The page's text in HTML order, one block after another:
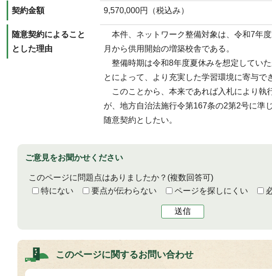
契約金額 9,570,000円（税込み）
随意契約によること
とした理由
本件、ネットワーク整備対象は、令和7年
月から供用開始の増築校舎である。
整備時期は令和8年度夏休みを想定してい
とによって、より充実した学習環境に寄与で
このことから、本来であれば入札により執
が、地方自治法施行令第167条の2第2号に準
随意契約としたい。
ご意見をお聞かせください
このページに問題点はありましたか？ (複数回答可)
特にない
要点が伝わらない ページを探しにくい
送信
このページに関するお問い合わせ